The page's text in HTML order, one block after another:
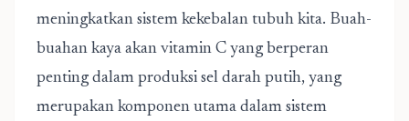
meningkatkan sistem kekebalan tubuh kita. Buah-
buahan kaya akan vitamin C yang berperan
penting dalam produksi sel darah putih, yang
merupakan komponen utama dalam sistem